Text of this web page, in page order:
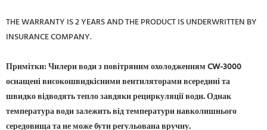
THE WARRANTY IS 2 YEARS AND THE PRODUCT IS UNDERWRITTEN BY
INSURANCE COMPANY.
Примітки: Чилери води з повітряним охолодженням CW-3000
оснащені високошвидкісними вентиляторами всередині та
швидко відводять тепло завдяки рециркуляції води. Однак
температура води залежить від температури навколишнього
середовища та не може бути регульована вручну.